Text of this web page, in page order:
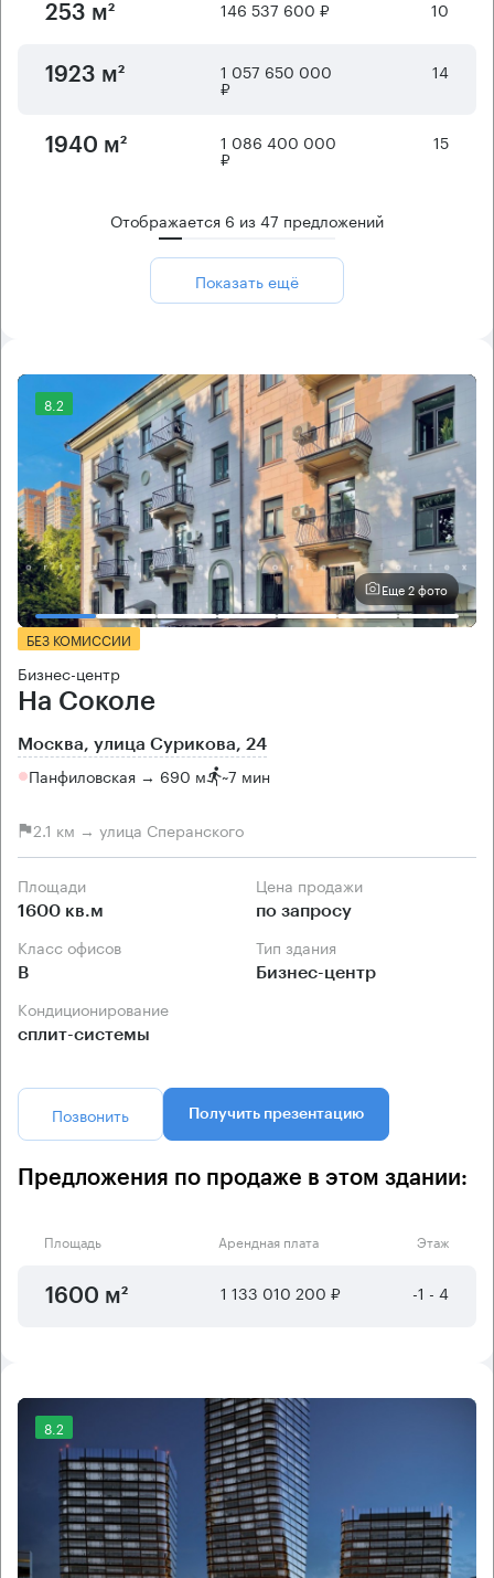
253 м² 146 537 600 ₽ 10
1923 м² 1 057 650 000
₽
14
1940 м² 1 086 400 000
₽
15
Отображается 6 из47 предложений
Показать ещё
8.2
Еще 2 фото
БЕЗ КОМИССИИ
Бизнес-центр
На Соколе
Москва, улица Сурикова, 24
Панфиловская → 690 м ~7 мин
2.1 км → улица Сперанского
Площади
1600 кв.м
Цена продажи
по запросу
Класс офисов
B
Тип здания
Бизнес-центр
Кондиционирование
сплит-системы
Позвонить Получить презентацию
Предложения по продаже в этом здании:
Площадь Арендная плата Этаж
1600 м² 1 133 010 200 ₽ -1 - 4
8.2